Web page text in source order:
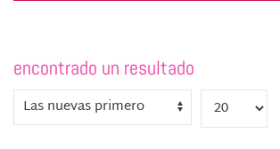
encontrado un resultado